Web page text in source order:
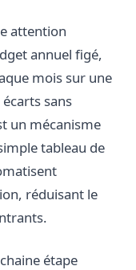
attention
annuel figé,
mois sur une
sans
un mécanisme
tableau de
réduisant le
étape